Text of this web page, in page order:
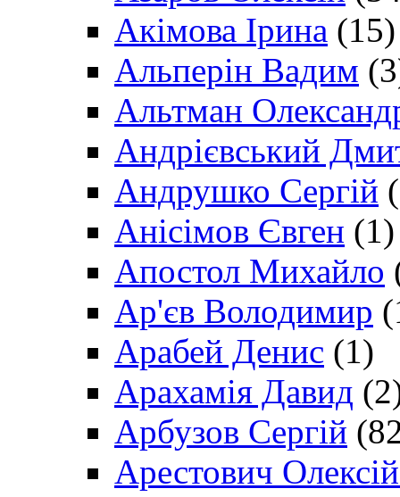
Акімова Ірина (15)
Альперін Вадим
Альтман
Андрієвський
Андрушко Сергій
Анісімов Євген (1)
Апостол Михайло
Ар'єв Володимир
Арабей Денис (1)
Арахамія Давид
Арбузов Сергій
Арестович